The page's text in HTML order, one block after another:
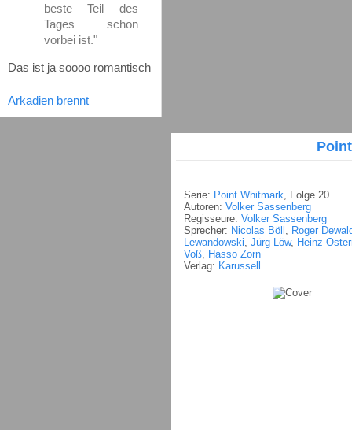
beste Teil des
Tages schon
vorbei ist."
Das ist ja soooo romantisch
Arkadien brennt
Serie: Point Whitmark, Folge 20
Autoren: Volker Sassenberg
Regisseure: Volker Sassenberg
Sprecher: Nicolas Böll , Roger
Lewandowski, Jürg Löw, Heinz
Voß, Hasso Zorn
Verlag: Karussell